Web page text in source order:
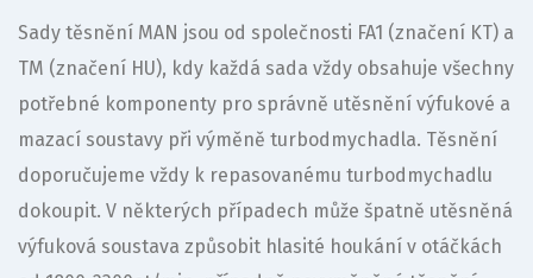
Sady těsnění MAN jsou od společnosti FA1 (značení KT) a
TM (značení HU), kdy každá sada vždy obsahuje všechny
potřebné komponenty pro správně utěsnění výfukové a
mazací soustavy při výměně turbodmychadla. Těsnění
doporučujeme vždy k repasovanému turbodmychadlu
dokoupit. V některých případech může špatně utěsněná
výfuková soustava způsobit hlasité houkání v otáčkách